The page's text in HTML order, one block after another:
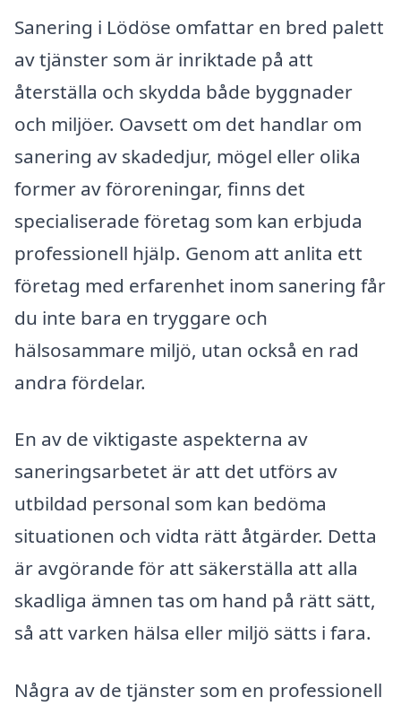
Sanering i Lödöse omfattar en bred palett
av tjänster som är inriktade på att
återställa och skydda både byggnader
och miljöer. Oavsett om det handlar om
sanering av skadedjur, mögel eller olika
former av föroreningar, finns det
specialiserade företag som kan erbjuda
professionell hjälp. Genom att anlita ett
företag med erfarenhet inom sanering får
du inte bara en tryggare och
hälsosammare miljö, utan också en rad
andra fördelar.
En av de viktigaste aspekterna av
saneringsarbetet är att det utförs av
utbildad personal som kan bedöma
situationen och vidta rätt åtgärder. Detta
är avgörande för att säkerställa att alla
skadliga ämnen tas om hand på rätt sätt,
så att varken hälsa eller miljö sätts i fara.
Några av de tjänster som en professionell